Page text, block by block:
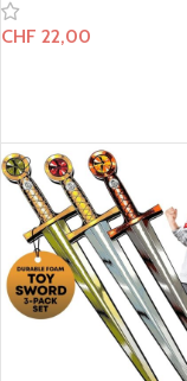
CHF 22,00